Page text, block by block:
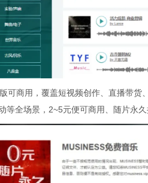
可商用，覆盖短视频创作、直播带货
等全场景，2~5元便可商用、随片永